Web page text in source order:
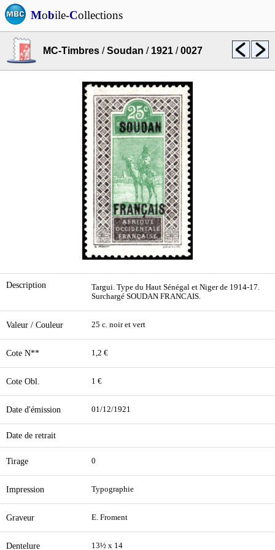
Mobile-Collections
MC-Timbres /Soudan / 1921 /0027
Description
Targui. Type du Haut Sénégal et Niger de 1914-17.
Surchargé SOUDAN FRANCAIS.
Valeur / Couleur 25 c. noir et vert
Cote N** 1,2 €
Cote Obl. 1 €
Date d'émission 01/12/1921
Date de retrait
Tirage 0
Impression Typographie
Graveur E. Froment
Dentelure 13½ x 14